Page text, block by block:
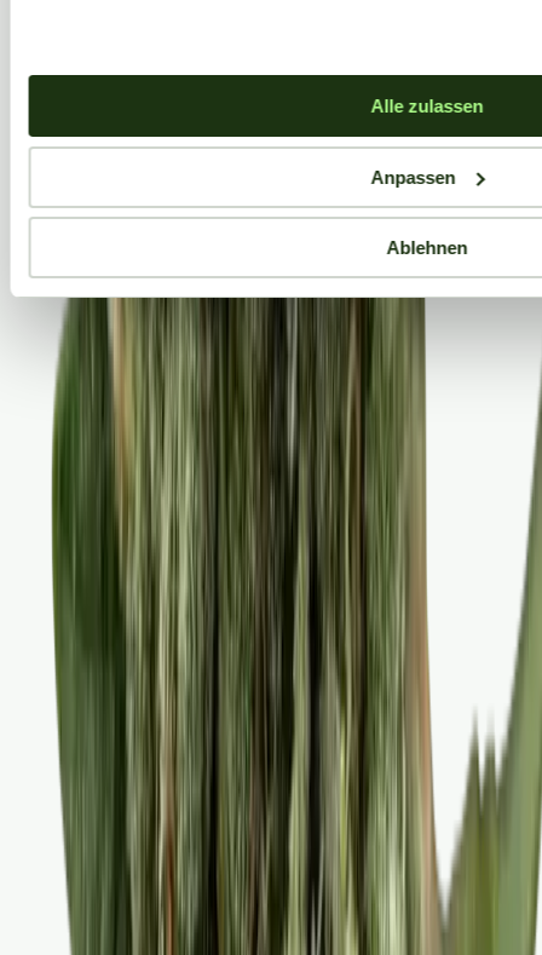
Alle zulassen
Anpassen
Ablehnen
Seedbanks